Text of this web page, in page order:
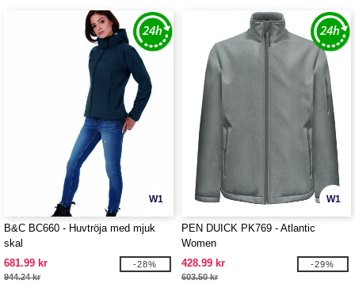
W1
B&C BC660 - Huvtröja med mjuk
skal
681.99 kr
944.24 kr
-28%
W1
PEN DUICK PK769 - Atlantic
Women
428.99 kr
603.50 kr
-29%